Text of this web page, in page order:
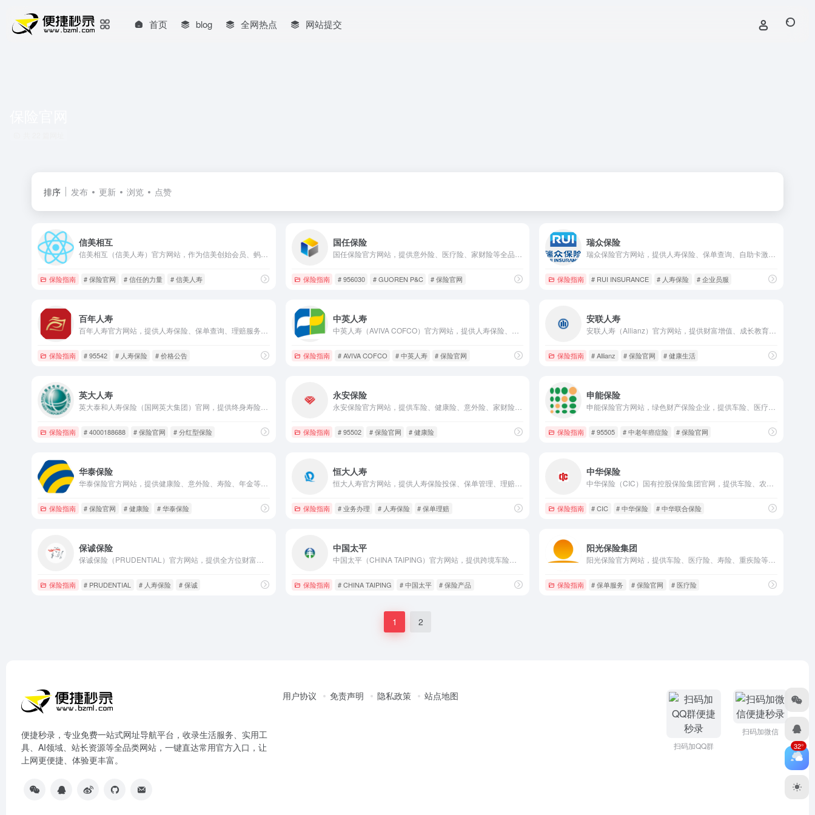
首页 blog 全网热点 网站提交
排序 发布 更新 浏览 点赞
信美相互
保险指南 # 保险官网 # 信任的力量 # 信美人寿
国任保险
保险指南 # 956030 # GUOREN P&C # 保险官网
瑞众保险
保险指南 # RUI INSURANCE # 人寿保险 # 企业员服
百年人寿
保险指南 # 95542 # 人寿保险 # 价格公告
中英人寿
保险指南 # AVIVA COFCO # 中英人寿 # 保险官网
安联人寿
保险指南 # Allianz # 保险官网 # 健康生活
英大人寿
保险指南 # 4000188688 # 保险官网 # 分红型保险
永安保险
保险指南 # 95502 # 保险官网 # 健康险
申能保险
保险指南 # 95505 # 中老年癌症险 # 保险官网
华泰保险
保险指南 # 保险官网 # 健康险 # 华泰保险
恒大人寿
恒大人寿官方网站，提供人寿保险投保、保单管理、理赔、团险等一站式服务，全国客服热线956010，专业保障个人与家庭保险需求。
保险指南 # 业务办理 # 人寿保险 # 保单理赔
中华保险
保险指南 # CIC # 中华保险 # 中华联合保险
保诚保险
保险指南 # PRUDENTIAL # 人寿保险 # 保诚
中国太平
保险指南 # CHINA TAIPING # 中国太平 # 保险产品
阳光保险集团
保险指南 # 保单服务 # 保险官网 # 医疗险
1 2
便捷秒录，专业免费一站式网址导航平台，收录生活服务、实用工
具、AI领域、站长资源等全品类网站，一键直达常用官方入口，让
上网更便捷、体验更丰富。
用户协议 免责声明 隐私政策 站点地图
扫码加QQ群
扫码加微信
32°